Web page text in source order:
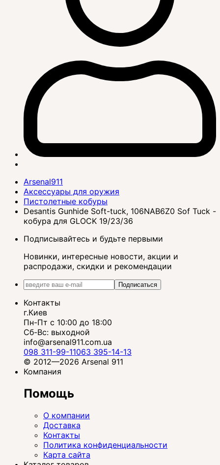
Arsenal911
Аксессуары для оружия
Пистолетные кобуры
Desantis Gunhide Soft-tuck, 106NAB6Z0 Sof Tuck -
кобура для GLOCK 19/23/36
Подписывайтесь и будьте первыми
Новинки, интересные новости, акции и
распродажи, скидки и рекомендации
Подписаться
Контакты
г.Киев
Пн-Пт с 10:00 до 18:00
Сб-Вс: выходной
info@arsenal911.com.ua
098 311-99-11063 395-14-13
© 2012—2026 Arsenal 911
Компания
Помощь
О компании
Доставка
Контакты
Политика конфиденциальности
Карта сайта